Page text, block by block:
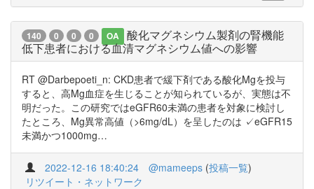
140 0 0 0 OA
酸化マグネシウム製剤の腎機能
低下患者における血清マグネシウム値への影響
RT @Darbepoeti_n: CKD患者で緩下剤である酸化Mgを投与
すると、高Mg血症を生じることが知られているが、実態は不
明だった。この研究ではeGFR60未満の患者を対象に検討し
たところ、Mg異常高値（>6mg/dL）を呈したのは ✓eGFR15
未満かつ1000mg…
2022-12-16 18:40:24 @mameeps (投稿一覧)
リツイート・ネットワーク